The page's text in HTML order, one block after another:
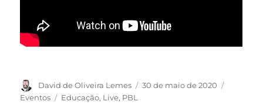
Autor
David de Oliveira Lemes
Publicado
30 de maio de 2020
Eventos
Tags
Educação, Live, PBL